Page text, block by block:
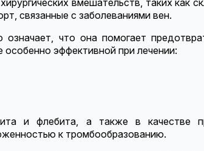
вмешательств, таких как
связанные с заболеваниями вен.
означает, что она помогает
эффективной при лечении:
и флебита, а также в качестве
к тромбообразованию.